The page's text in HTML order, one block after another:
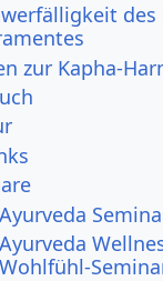
des
zur Kapha-
Ayurveda
Ayurveda
Wohlfühl-